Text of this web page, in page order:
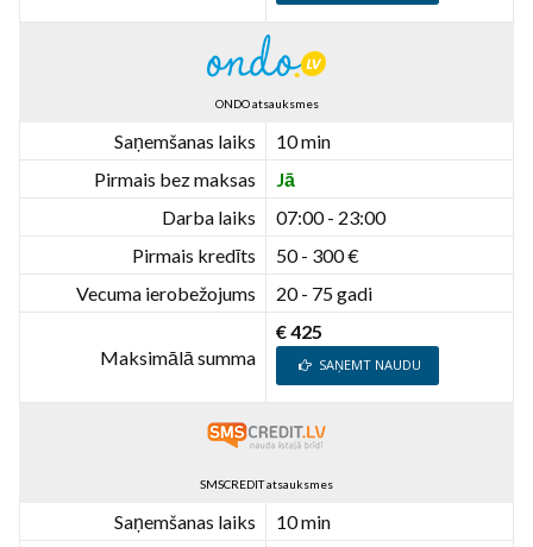
ONDO atsauksmes
Saņemšanas laiks
10 min
Pirmais bez maksas
Jā
Darba laiks
07:00 - 23:00
Pirmais kredīts
50 - 300 €
Vecuma ierobežojums
20 - 75 gadi
Maksimālā summa
€ 425
SAŅEMT NAUDU
SMSCREDIT atsauksmes
Saņemšanas laiks
10 min